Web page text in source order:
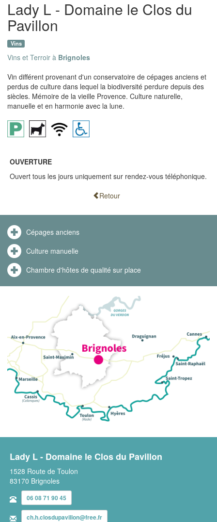
Lady L - Domaine le Clos du
Pavillon
Vins
Vins et Terroir à Brignoles
Vin différent provenant d'un conservatoire de cépages anciens et
perdus de culture dans lequel la biodiversité perdure depuis des
siècles. Mémoire de la vieille Provence. Culture naturelle,
manuelle et en harmonie avec la lune.
OUVERTURE
Ouvert tous les jours uniquement sur rendez-vous téléphonique.
Retour
Cépages anciens
Culture manuelle
Chambre d'hôtes de qualité sur place
Lady L - Domaine le Clos du Pavillon
1528 Route de Toulon
83170 Brignoles
06 08 71 90 45
ch.h.closdupavillon@free.fr